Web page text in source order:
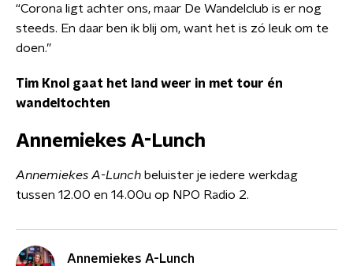
“Corona ligt achter ons, maar De Wandelclub is er nog
steeds. En daar ben ik blij om, want het is zó leuk om te
doen.”
Tim Knol gaat het land weer in met tour én
wandeltochten
Annemiekes A-Lunch
Annemiekes A-Lunch beluister je iedere werkdag
tussen 12.00 en 14.00u op NPO Radio 2.
Annemiekes A-Lunch